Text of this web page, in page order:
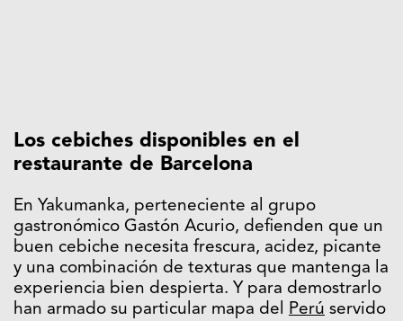
Los cebiches disponibles en el
restaurante de Barcelona
En Yakumanka, perteneciente al grupo
gastronómico Gastón Acurio, defienden que un
buen cebiche necesita frescura, acidez, picante
y una combinación de texturas que mantenga la
experiencia bien despierta. Y para demostrarlo
han armado su particular mapa del Perú servido